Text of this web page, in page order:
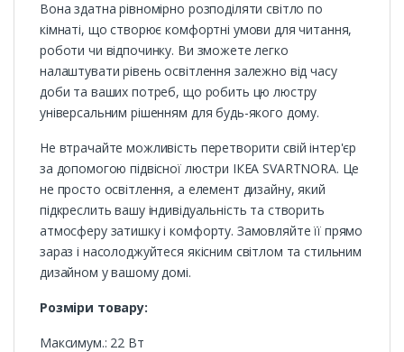
Вона здатна рівномірно розподіляти світло по
кімнаті, що створює комфортні умови для читання,
роботи чи відпочинку. Ви зможете легко
налаштувати рівень освітлення залежно від часу
доби та ваших потреб, що робить цю люстру
універсальним рішенням для будь-якого дому.
Не втрачайте можливість перетворити свій інтер'єр
за допомогою підвісної люстри ІКЕА SVARTNORA. Це
не просто освітлення, а елемент дизайну, який
підкреслить вашу індивідуальність та створить
атмосферу затишку і комфорту. Замовляйте її прямо
зараз і насолоджуйтеся якісним світлом та стильним
дизайном у вашому домі.
Розміри товару:
Максимум.: 22 Вт